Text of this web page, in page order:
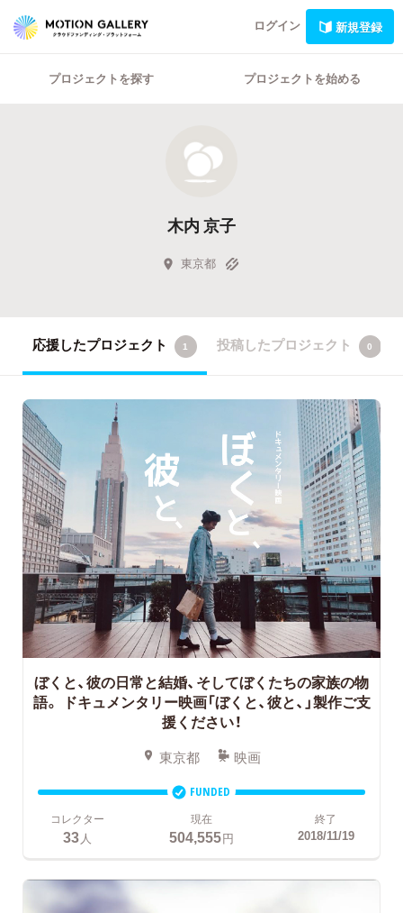
ログイン 新規登録
プロジェクトを探す プロジェクトを始める
木内 京子
東京都
応援したプロジェクト 1 投稿したプロジェクト 0
ぼくと、彼の日常と結婚、そしてぼくたちの家族の物
語。
ドキュメンタリー映画「ぼくと、彼と、」製作ご支
援ください！
東京都 映画
FUNDED
コレクター
33 人
現在
504,555円
終了
2018/11/19